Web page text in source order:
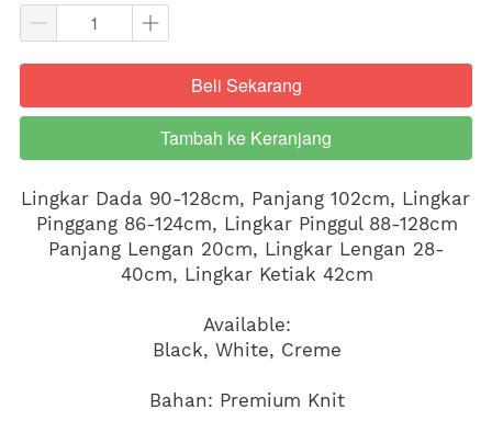
`Beli Sekarang
`
Tambah ke Keranjang
Lingkar Dada 90-128cm, Panjang 102cm, Lingkar
Pinggang 86-124cm, Lingkar Pinggul 88-128cm
Panjang Lengan 20cm, Lingkar Lengan 28-
40cm, Lingkar Ketiak 42cm
Available:
Black, White, Creme
Bahan: Premium Knit